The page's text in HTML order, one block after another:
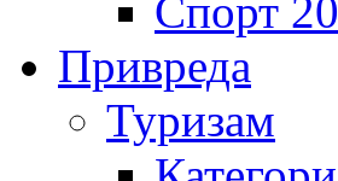
Спорт
Привреда
Туризам